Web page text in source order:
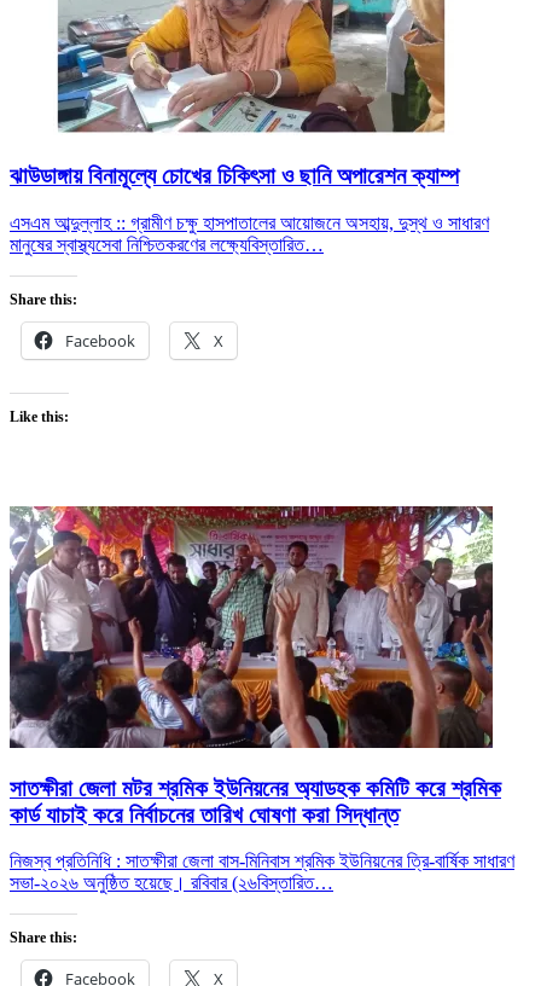
ঝাউডাঙ্গায় বিনামূল্যে চোখের চিকিৎসা ও ছানি অপারেশন ক্যাম্প
এসএম আব্দুল্লাহ :: গ্রামীণ চক্ষু হাসপাতালের আয়োজনে অসহায়, দুস্থ ও সাধারণ
মানুষের স্বাস্থ্যসেবা নিশ্চিতকরণের লক্ষ্যেবিস্তারিত…
Share this:
Facebook X
Like this:
সাতক্ষীরা জেলা মটর শ্রমিক ইউনিয়নের অ্যাডহক কমিটি করে শ্রমিক
কার্ড যাচাই করে নির্বাচনের তারিখ ঘোষণা করা সিদ্ধান্ত
নিজস্ব প্রতিনিধি : সাতক্ষীরা জেলা বাস-মিনিবাস শ্রমিক ইউনিয়নের ত্রি-বার্ষিক সাধারণ
সভা-২০২৬ অনুষ্ঠিত হয়েছে। রবিবার (২৬বিস্তারিত…
Share this:
Facebook X